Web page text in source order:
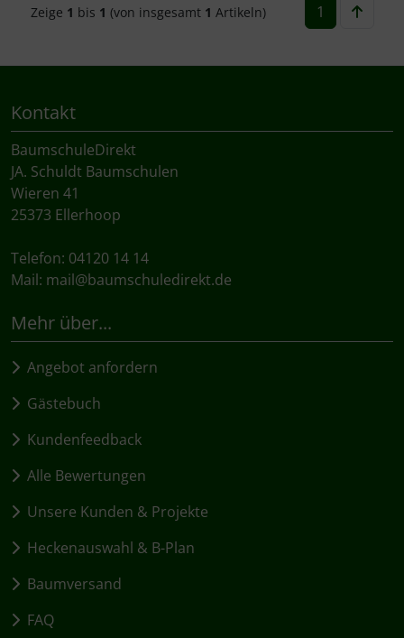
Zeige 1 bis 1 (von insgesamt 1 Artikeln) 1
Kontakt
BaumschuleDirekt
JA. Schuldt Baumschulen
Wieren 41
25373 Ellerhoop
Telefon: 04120 14 14
Mail: mail@baumschuledirekt.de
Mehr über...
Angebot anfordern
Gästebuch
Kundenfeedback
Alle Bewertungen
Unsere Kunden & Projekte
Heckenauswahl & B-Plan
Baumversand
FAQ